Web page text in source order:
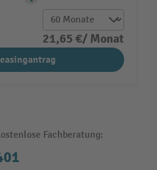
Fachberatung:
21,65 €/ Monat